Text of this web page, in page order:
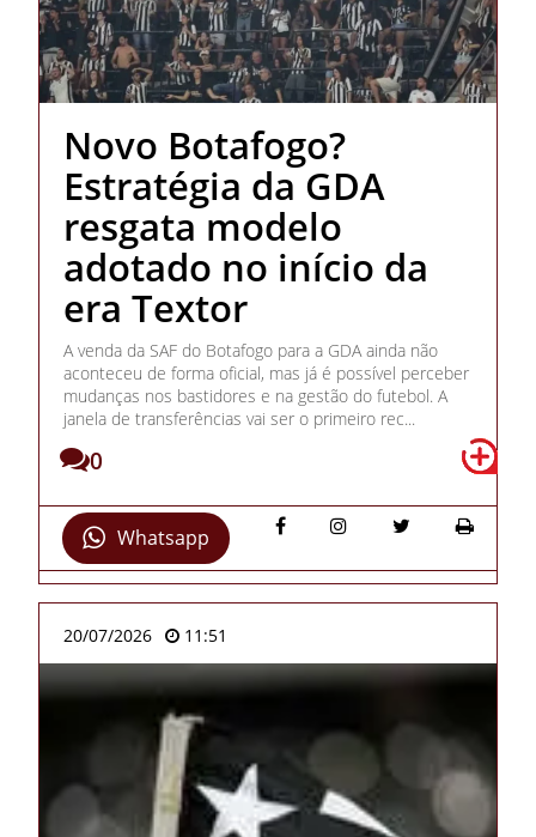
Novo Botafogo?
Estratégia da GDA
resgata modelo
adotado no início da
era Textor
A venda da SAF do Botafogo para a GDA ainda não
aconteceu de forma oficial, mas já é possível perceber
mudanças nos bastidores e na gestão do futebol. A
janela de transferências vai ser o primeiro rec...
0
Whatsapp
20/07/2026 11:51